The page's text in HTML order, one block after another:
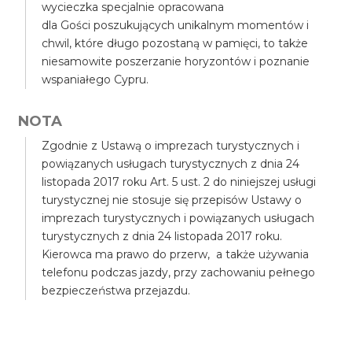
wycieczka specjalnie opracowana
dla Gości poszukujących unikalnym momentów i
chwil, które długo pozostaną w pamięci, to także
niesamowite poszerzanie horyzontów i poznanie
wspaniałego Cypru.
NOTA
Zgodnie z Ustawą o imprezach turystycznych i
powiązanych usługach turystycznych z dnia 24
listopada 2017 roku Art. 5 ust. 2 do niniejszej usługi
turystycznej nie stosuje się przepisów Ustawy o
imprezach turystycznych i powiązanych usługach
turystycznych z dnia 24 listopada 2017 roku.
Kierowca ma prawo do przerw, a także używania
telefonu podczas jazdy, przy zachowaniu pełnego
bezpieczeństwa przejazdu.